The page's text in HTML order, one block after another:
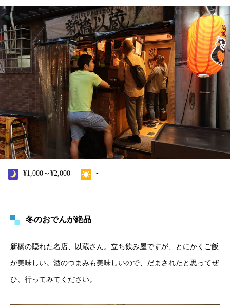
¥1,000～¥2,000 -
冬のおでんが絶品
新橋の隠れた名店、以蔵さん。立ち飲み屋ですが、とにかくご飯
が美味しい。酒のつまみも美味しいので、だまされたと思ってぜ
ひ、行ってみてください。